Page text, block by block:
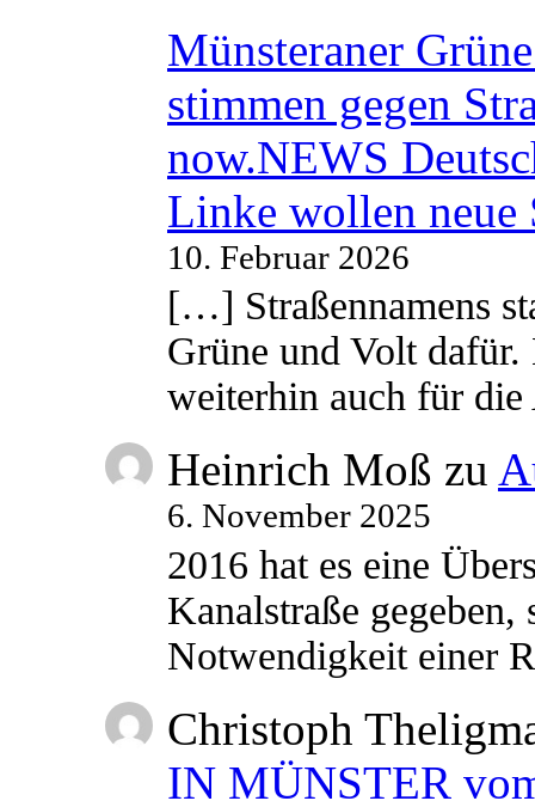
Münsteraner
stimmen gegen
now.NEWS
Linke wollen neue
10. Februar 2026
[…] Straßennamens
Grüne und Volt
weiterhin auch für
Heinrich Moß zu
6. November 2025
2016 hat es eine
Kanalstraße
Notwendigkeit einer
Christoph
IN MÜNSTER